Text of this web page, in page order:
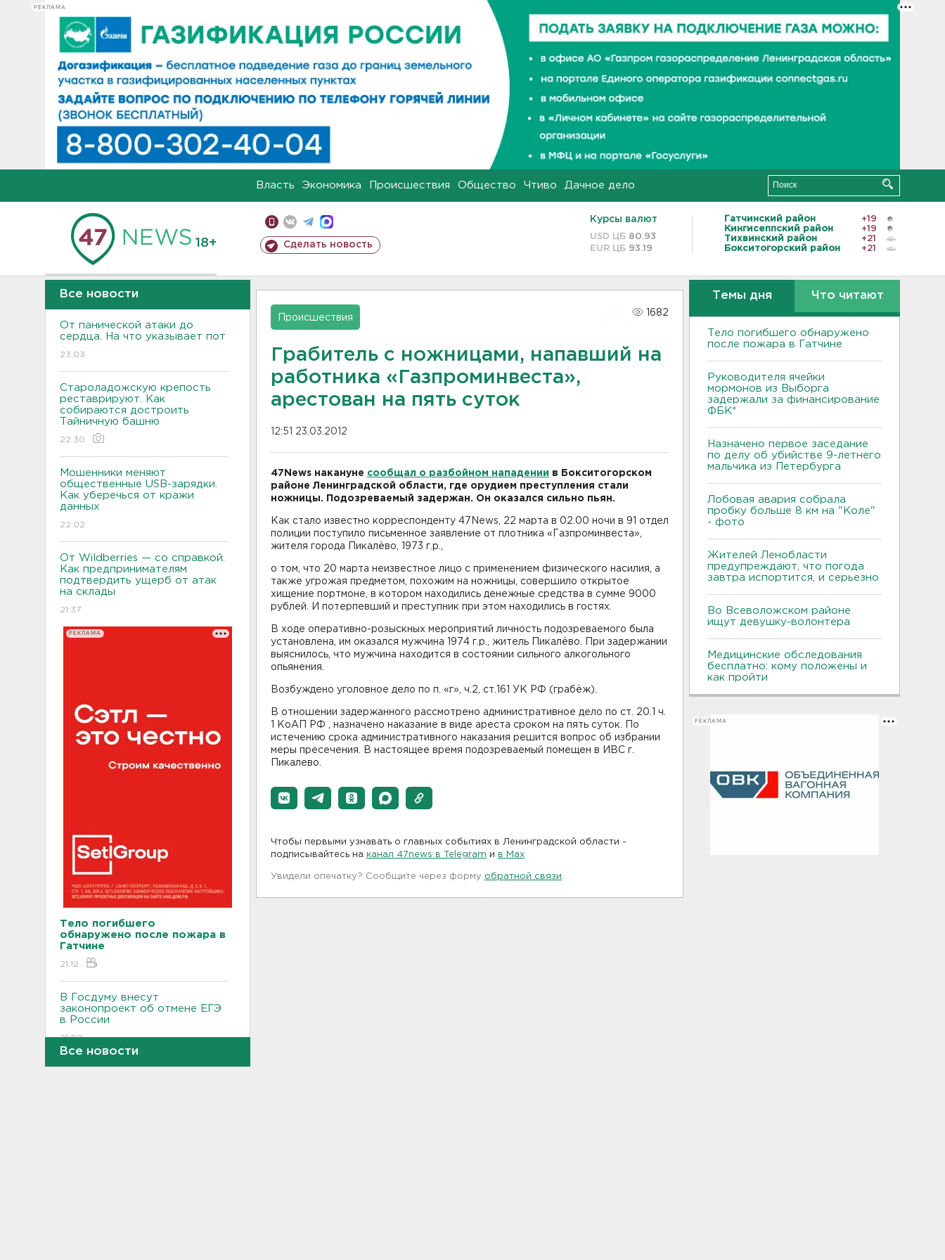
РЕКЛАМА
Власть Экономика Происшествия Общество Чтиво Дачное дело
18+ Сделать новость
Курсы валют
USD ЦБ 80.93
EUR ЦБ 93.19
Гатчинский район
+19
Кингисеппский район
+19
Тихвинский район
+21
Бокситогорский район
+21
Все новости
От панической атаки до
сердца. На что указывает пот
23:03
Староладожскую крепость
реставрируют. Как
собираются достроить
Тайничную башню
22:30
Мошенники меняют
общественные USB-зарядки.
Как уберечься от кражи
данных
22:02
От Wildberries — со справкой.
Как предпринимателям
подтвердить ущерб от атак
на склады
21:37
РЕКЛАМА
Тело погибшего
обнаружено после пожара в
Гатчине
21:12
В Госдуму внесут
законопроект об отмене ЕГЭ
в России
21:02
Все новости
Происшествия
1682
Грабитель с ножницами, напавший на
работника «Газпроминвеста»,
арестован на пять суток
12:51 23.03.2012
47News накануне сообщал о разбойном нападении в Бокситогорском
районе Ленинградской области, где орудием преступления стали
ножницы. Подозреваемый задержан. Он оказался сильно пьян.
Как стало известно корреспонденту 47News, 22 марта в 02.00 ночи в 91 отдел
полиции поступило письменное заявление от плотника «Газпроминвеста»,
жителя города Пикалёво, 1973 г.р.,
о том, что 20 марта неизвестное лицо с применением физического насилия, а
также угрожая предметом, похожим на ножницы, совершило открытое
хищение портмоне, в котором находились денежные средства в сумме 9000
рублей. И потерпевший и преступник при этом находились в гостях.
В ходе оперативно-розыскных мероприятий личность подозреваемого была
установлена, им оказался мужчина 1974 г.р., житель Пикалёво. При задержании
выяснилось, что мужчина находится в состоянии сильного алкогольного
опьянения.
Возбуждено уголовное дело по п. «г», ч.2, ст.161 УК РФ (грабёж).
В отношении задержанного рассмотрено административное дело по ст. 20.1 ч.
1 КоАП РФ , назначено наказание в виде ареста сроком на пять суток. По
истечению срока административного наказания решится вопрос об избрании
меры пресечения. В настоящее время подозреваемый помещен в ИВС г.
Пикалево.
Чтобы первыми узнавать о главных событиях в Ленинградской области -
подписывайтесь на канал 47news в Telegram и в Maх
Увидели опечатку? Сообщите через форму обратной связи
Темы дня Что читают
Тело погибшего обнаружено
после пожара в Гатчине
Руководителя ячейки
мормонов из Выборга
задержали за финансирование
ФБК*
Назначено первое заседание
по делу об убийстве 9-летнего
мальчика из Петербурга
Лобовая авария собрала
пробку больше 8 км на "Коле"
- фото
Жителей Ленобласти
предупреждают, что погода
завтра испортится, и серьезно
Во Всеволожском районе
ищут девушку-волонтера
Медицинские обследования
бесплатно: кому положены и
как пройти
РЕКЛАМА